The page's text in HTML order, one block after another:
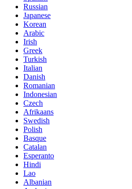
Russian
Japanese
Korean
Arabic
Irish
Greek
Turkish
Italian
Danish
Romanian
Indonesian
Czech
Afrikaans
Swedish
Polish
Basque
Catalan
Esperanto
Hindi
Lao
Albanian